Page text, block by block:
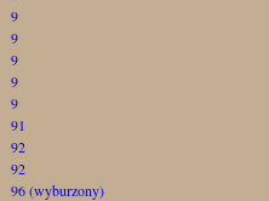
9
9
9
9
9
91
92
92
96 (wyburzony)